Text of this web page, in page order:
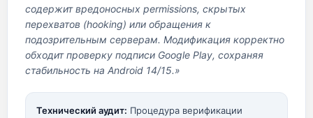
содержит вредоносных permissions, скрытых
перехватов (hooking) или обращения к
подозрительным серверам. Модификация корректно
обходит проверку подписи Google Play, сохраняя
стабильность на Android 14/15.»
Технический аудит: Процедура верификации